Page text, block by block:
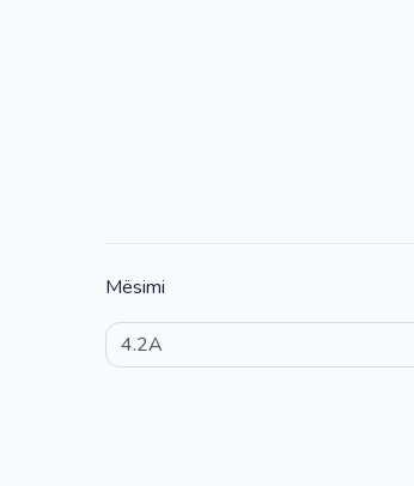
Mësimi